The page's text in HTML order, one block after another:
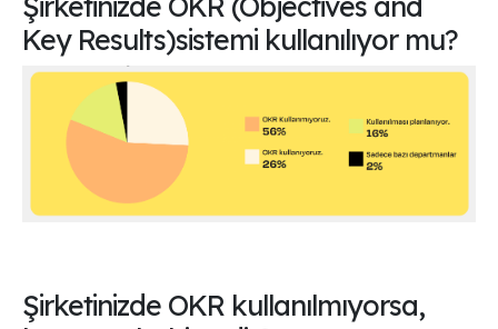
Key Results)sistemi kullanılıyor mu?
Şirketinizde OKR kullanılmıyorsa,